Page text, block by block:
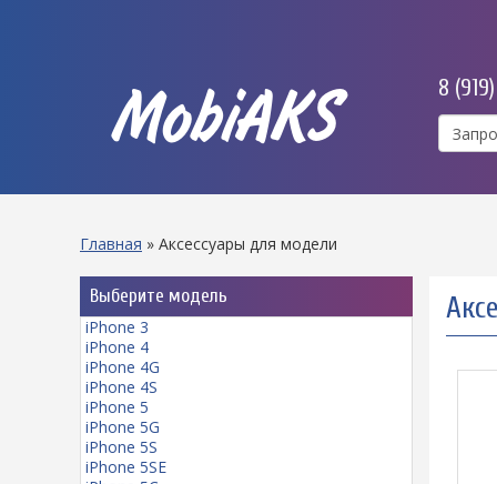
MobiAKS
8
Главная » Аксессуары для модели
Выберите модель
iPhone 3
iPhone 4
iPhone 4G
iPhone 4S
iPhone 5
iPhone 5G
iPhone 5S
iPhone 5SE